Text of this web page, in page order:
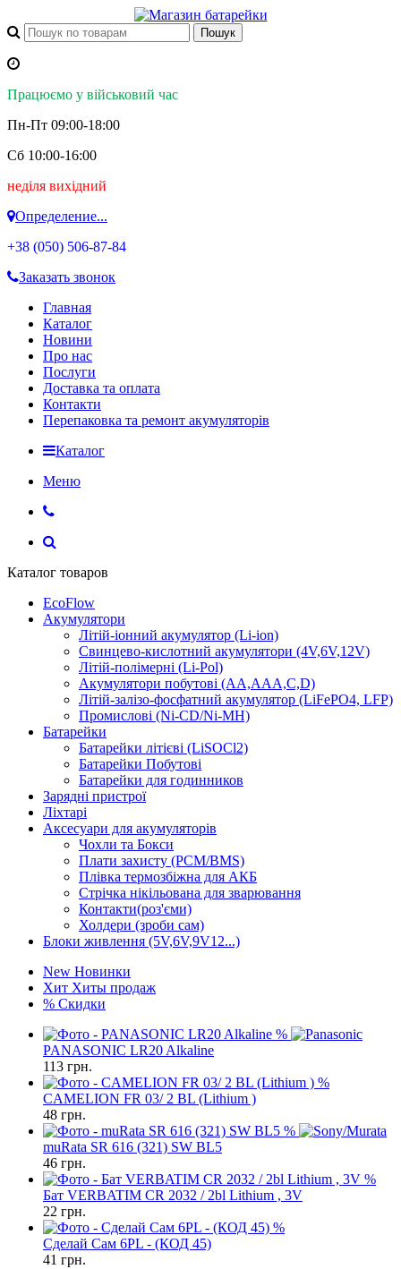
Працюємо у військовий час
Пн-Пт 09:00-18:00
Сб 10:00-16:00
неділя вихідний
Определение...
+38 (050) 506-87-84
Заказать звонок
Главная
Каталог
Новини
Про нас
Послуги
Доставка та оплата
Контакти
Перепаковка та ремонт акумуляторів
Каталог
Меню
Каталог товаров
EcoFlow
Акумулятори
Літій-іонний акумулятор (Li-ion)
Свинцево-кислотний акумулятори (4V,6V,12V)
Літій-полімерні (Li-Pol)
Акумулятори побутові (AA,AAA,C,D)
Літій-залізо-фосфатний акумулятор (LiFePO4, LFP)
Промислові (Ni-CD/Ni-MH)
Батарейки
Батарейки літієві (LiSOCl2)
Батарейки Побутові
Батарейки для годинников
Зарядні пристрої
Ліхтарі
Аксесуари для акумуляторів
Чохли та Бокси
Плати захисту (PCM/BMS)
Плівка термозбіжна для АКБ
Стрічка нікільована для зварювання
Контакти(роз'єми)
Холдери (зроби сам)
Блоки живлення (5V,6V,9V12...)
New Новинки
Хит Хиты продаж
% Скидки
%
PANASONIC LR20 Alkaline
113 грн.
%
CAMELION FR 03/ 2 BL (Lithium )
48 грн.
%
muRata SR 616 (321) SW BL5
46 грн.
%
Бат VERBATIM CR 2032 / 2bl Lithium , 3V
22 грн.
%
Сделай Сам 6PL - (КОД 45)
41 грн.